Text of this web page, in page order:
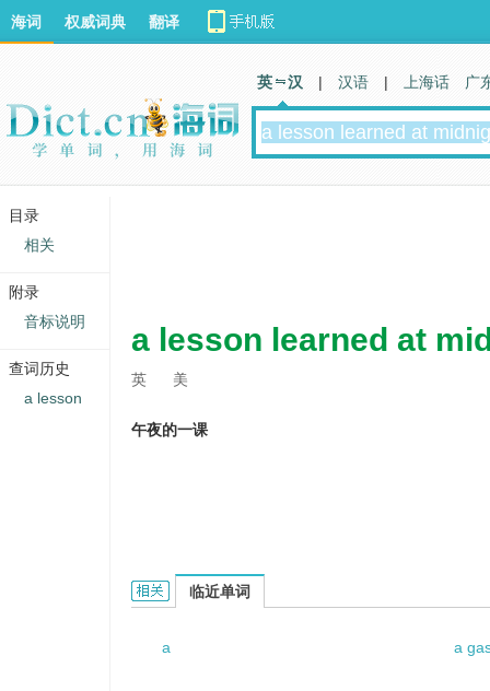
a lesson learned at
英 美
午夜的一课
A Lesson Learned at Midnight的相关资料：
临近单词
a a
海词 权威词典 翻译
英 汉 | 汉语 | 上海话 广
目录
相关
附录
音标说明
查词历史
a lesson